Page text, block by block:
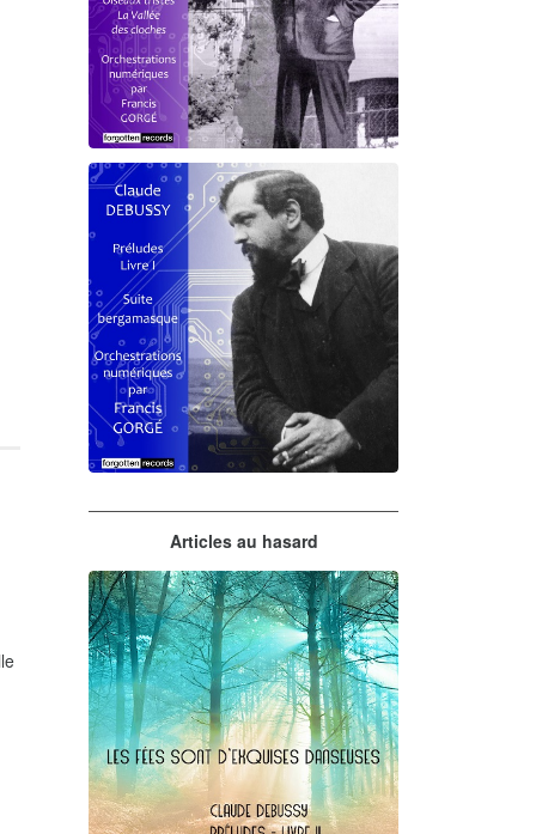
Debussy - Schmitt - Ravel
orchestrations numériques par
Francis Gorgé
Claude Debussy
Francis Gorgé
Articles au hasard